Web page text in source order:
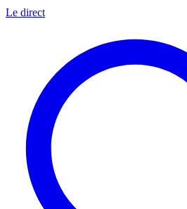
Le direct